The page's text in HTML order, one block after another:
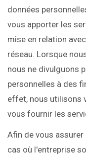
données
vous apporter les
mise en relation
réseau. Lorsque
nous ne divulguons
personnelles à des
effet, nous utilisons
vous fournir les
Afin de vous assurer
cas où l'entreprise